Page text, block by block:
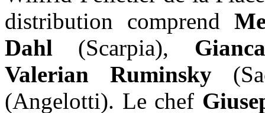
distribution comprend
Dahl (Scarpia),
Valerian Ruminsky
(Angelotti). Le chef